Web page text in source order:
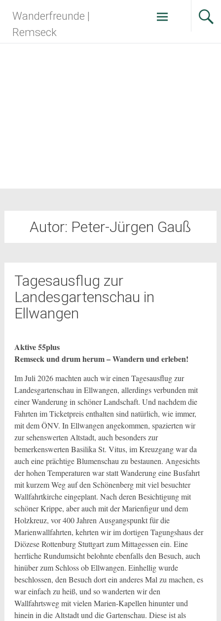
Inhalt
springen
Wanderfreunde |
Remseck
Autor: Peter-Jürgen Gauß
Tagesausflug zur
Landesgartenschau in
Ellwangen
Aktive 55plus
Remseck und drum herum – Wandern und erleben!
Im Juli 2026 machten auch wir einen Tagesausflug zur
Landesgartenschau in Ellwangen, allerdings verbunden mit
einer Wanderung in schöner Landschaft. Und nachdem die
Fahrten im Ticketpreis enthalten sind natürlich, wie immer,
mit dem ÖNV. In Ellwangen angekommen, spazierten wir
zur sehenswerten Altstadt, auch besonders zur
bemerkenswerten Basilika St. Vitus, im Kreuzgang war da
auch eine prächtige Blumenschau zu bestaunen. Angesichts
der hohen Temperaturen war statt Wanderung eine Busfahrt
mit kurzem Weg auf den Schönenberg mit viel besuchter
Wallfahrtkirche eingeplant. Nach deren Besichtigung mit
schöner Krippe, aber auch mit der Marienfigur und dem
Holzkreuz, vor 400 Jahren Ausgangspunkt für die
Marienwallfahrten, kehrten wir im dortigen Tagungshaus der
Diözese Rottenburg Stuttgart zum Mittagessen ein. Eine
herrliche Rundumsicht belohnte ebenfalls den Besuch, auch
hinüber zum Schloss ob Ellwangen. Einhellig wurde
beschlossen, den Besuch dort ein anderes Mal zu machen, es
war einfach zu heiß, und so wanderten wir den
Wallfahrtsweg mit vielen Marien-Kapellen hinunter und
hinein in die Altstadt und die Gartenschau. Diese ist als